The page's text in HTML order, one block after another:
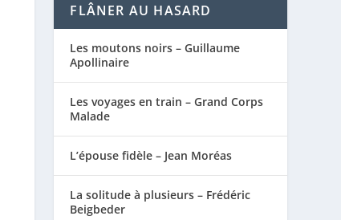
FLÂNER AU HASARD
Les moutons noirs – Guillaume
Apollinaire
Les voyages en train – Grand Corps
Malade
L’épouse fidèle – Jean Moréas
La solitude à plusieurs – Frédéric
Beigbeder